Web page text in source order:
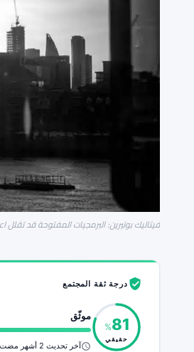
فيتاليك بوتيرين: البرمجيات المفتوحة قد تقلل
درجة ثقة المجتمع
81
%
حقيقي
موثّق
آخر تحديث 2 أشهر مضت